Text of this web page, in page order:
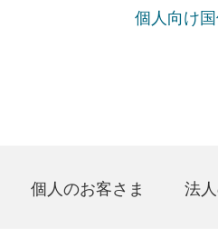
個人向け
個人のお客さま 法